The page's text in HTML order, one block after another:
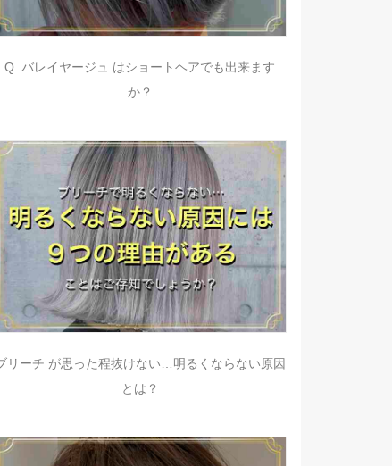
Q. バレイヤージュ はショートヘアでも出来ます
か？
リーチ が思った程抜けない…明るくならない原因
とは？